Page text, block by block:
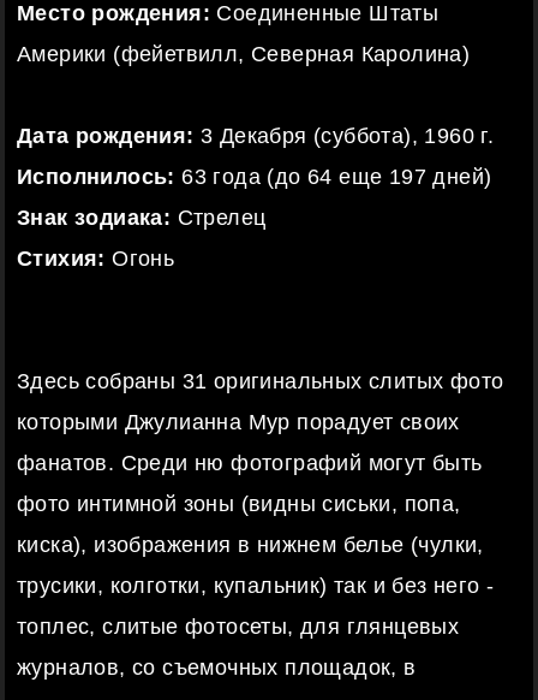
Место рождения: Соединенные Штаты
Америки (фейетвилл, Северная Каролина)
Дата рождения: 3 Декабря (суббота), 1960 г.
Исполнилось: 63 года (до 64 еще 197 дней)
Знак зодиака: Стрелец
Стихия: Огонь
Здесь собраны 31 оригинальных слитых фото
которыми Джулианна Мур порадует своих
фанатов. Среди ню фотографий могут быть
фото интимной зоны (видны сиськи, попа,
киска), изображения в нижнем белье (чулки,
трусики, колготки, купальник) так и без него -
топлес, слитые фотосеты, для глянцевых
журналов, со съемочных площадок, в